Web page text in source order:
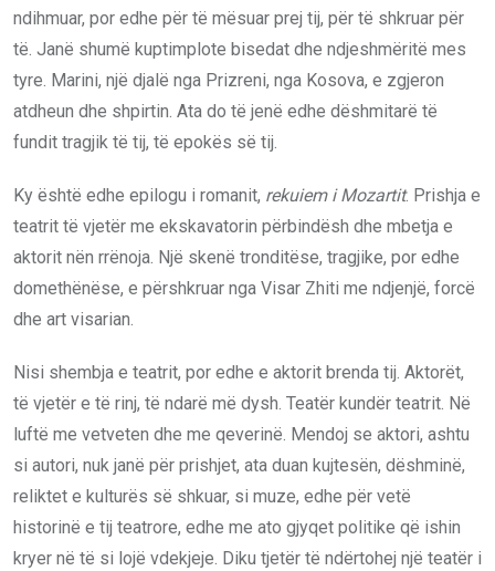
ndihmuar, por edhe për të mësuar prej tij, për të shkruar për
të. Janë shumë kuptimplote bisedat dhe ndjeshmëritë mes
tyre. Marini, një djalë nga Prizreni, nga Kosova, e zgjeron
atdheun dhe shpirtin. Ata do të jenë edhe dëshmitarë të
fundit tragjik të tij, të epokës së tij.
Ky është edhe epilogu i romanit, rekuiem i Mozartit. Prishja e
teatrit të vjetër me ekskavatorin përbindësh dhe mbetja e
aktorit nën rrënoja. Një skenë tronditëse, tragjike, por edhe
domethënëse, e përshkruar nga Visar Zhiti me ndjenjë, forcë
dhe art visarian.
Nisi shembja e teatrit, por edhe e aktorit brenda tij. Aktorët,
të vjetër e të rinj, të ndarë më dysh. Teatër kundër teatrit. Në
luftë me vetveten dhe me qeverinë. Mendoj se aktori, ashtu
si autori, nuk janë për prishjet, ata duan kujtesën, dëshminë,
reliktet e kulturës së shkuar, si muze, edhe për vetë
historinë e tij teatrore, edhe me ato gjyqet politike që ishin
kryer në të si lojë vdekjeje. Diku tjetër të ndërtohej një teatër i